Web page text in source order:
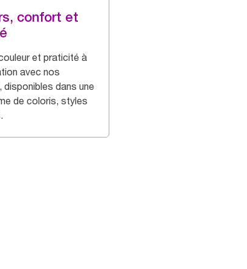
confort et
et praticité à
avec nos
dans une
de coloris, styles